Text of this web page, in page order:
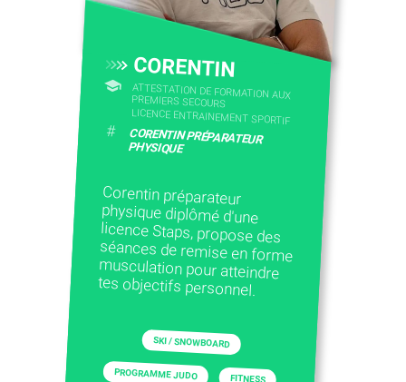
CORENTIN
ATTESTATION DE FORMATION AUX
PREMIERS SECOURS
LICENCE ENTRAINEMENT SPORTIF
# CORENTIN PRÉPARATEUR
PHYSIQUE
Corentin préparateur
physique diplômé d'une
licence Staps, propose des
séances de remise en forme
musculation pour atteindre
tes objectifs personnel.
SKI / SNOWBOARD
PROGRAMME JUDO FITNESS